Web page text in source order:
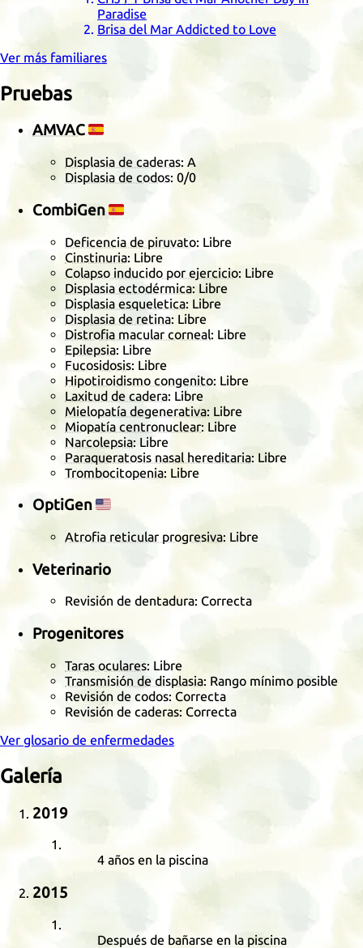
Paradise
Brisa del Mar Addicted to Love
Ver más familiares
Pruebas
AMVAC🇪🇸
Displasia de caderas: A
Displasia de codos: 0/0
CombiGen🇪🇸
Deficencia de piruvato: Libre
Cinstinuria: Libre
Colapso inducido por ejercicio: Libre
Displasia ectodérmica: Libre
Displasia esqueletica: Libre
Displasia de retina: Libre
Distrofia macular corneal: Libre
Epilepsia: Libre
Fucosidosis: Libre
Hipotiroidismo congenito: Libre
Laxitud de cadera: Libre
Mielopatía degenerativa: Libre
Miopatía centronuclear: Libre
Narcolepsia: Libre
Paraqueratosis nasal hereditaria: Libre
Trombocitopenia: Libre
OptiGen🇺🇸
Atrofia reticular progresiva: Libre
Veterinario
Revisión de dentadura: Correcta
Progenitores
Taras oculares: Libre
Transmisión de displasia: Rango mínimo posible
Revisión de codos: Correcta
Revisión de caderas: Correcta
Ver glosario de enfermedades
Galería
2019
4 años en la piscina
2015
Después de bañarse en la piscina